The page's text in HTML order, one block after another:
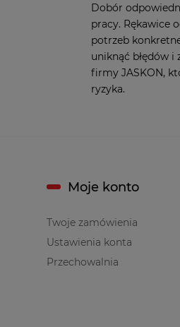
Dobór
pracy. Rękawice
potrzeb
uniknąć błędów
firmy JASKON,
ryzyka.
Moje konto
Twoje zamówienia
Ustawienia konta
Przechowalnia